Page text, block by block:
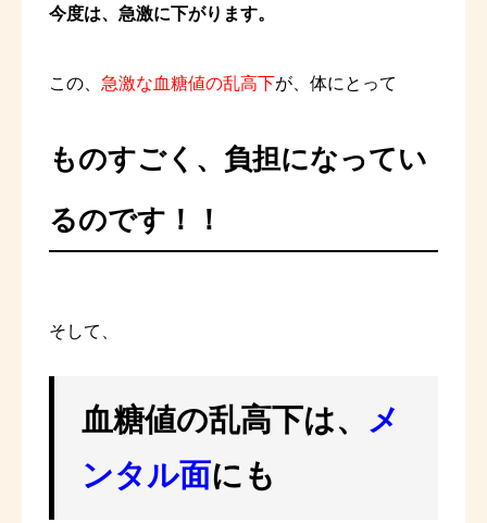
今度は、急激に下がります。
この、 急激な血糖値の乱高下が、体にとって
ものすごく、負担になってい
るのです！！
そして、
血糖値の乱高下は、
メ
ンタル面にも